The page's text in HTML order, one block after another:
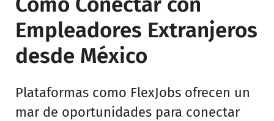
Empleadores Extranjeros
desde México
Plataformas como FlexJobs ofrecen un
mar de oportunidades para conectar